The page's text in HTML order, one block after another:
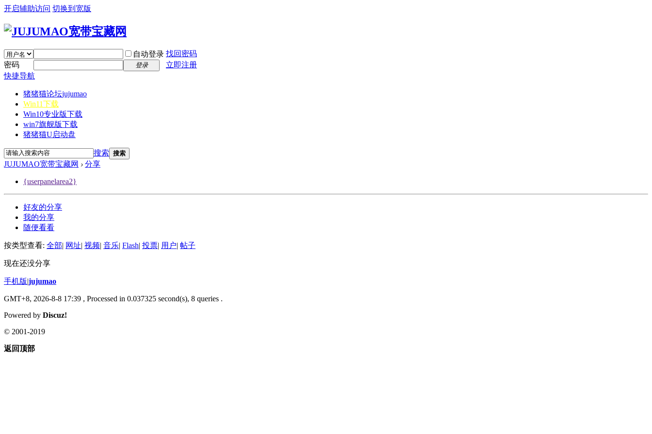
开启辅助访问 切换到宽版
自动登录 找回密码
密码
登录
立即注册
快捷导航
猪猪猫论坛jujumao
Win11下载
Win10专业版下载
win7旗舰版下载
猪猪猫U启动盘
搜索 搜索
JUJUMAO宽带宝藏网 › 分享
{userpanelarea2}
好友的分享
我的分享
随便看看
按类型查看: 全部| 网址| 视频| 音乐| Flash| 投票| 用户| 帖子
现在还没分享
手机版|jujumao
GMT+8, 2026-8-8 17:39 , Processed in 0.037325 second(s), 8 queries .
Powered by Discuz!
© 2001-2019
返回顶部